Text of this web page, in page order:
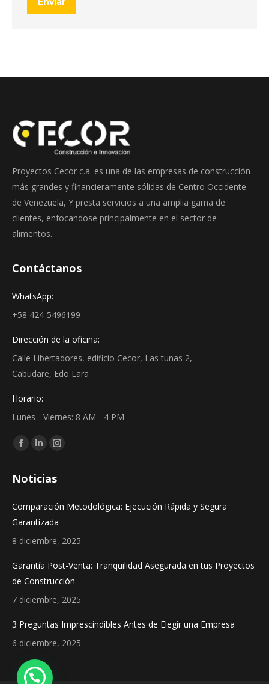
Proyectos Cecor c.a. es una de las empresas de construcción
más grandes y financieramente sólidas de Centro Occidente
de Venezuela, Y presta servicios a una amplia gama de
clientes, enfocandose principalmente en el sector de
alimentos.
Contáctanos
WhatsApp:
+58 424-5496199
Dirección de la oficina:
Calle Libertadores, edificio Cecor, Las tunas 2,
Cabudare, Edo Lara
Horario:
Lunes - Viernes: 8 AM - 4 PM
Find us on:
Facebook
opens
new
window
Linkedin
opens
new
window
Instagram
opens
new
window
Noticias
Comparación Metodológica: Ejecución Rápida y Segura
Garantizada
8 diciembre, 2025
Garantía Post-Venta: Tranquilidad Asegurada en tus Proyectos
de Construcción
7 diciembre, 2025
3 Preguntas Imprescindibles Antes de Elegir una Empresa
6 diciembre, 2025